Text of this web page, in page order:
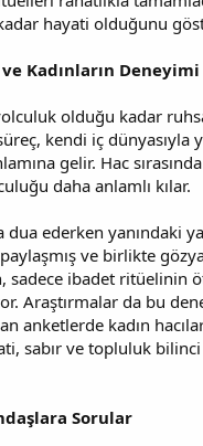
hayati olduğunu
ve Kadınların Deneyimi
olduğu kadar
kendi iç dünyasıyla
gelir. Hac
daha anlamlı kılar.
dua ederken yanındaki
ve birlikte
sadece ibadet ritüelinin
Araştırmalar da bu
anketlerde kadın
sabır ve topluluk
Sorular